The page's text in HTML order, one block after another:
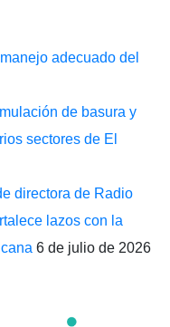
adecuado del
de basura y
sectores de El
directora de Radio
lazos con la
6 de julio de 2026